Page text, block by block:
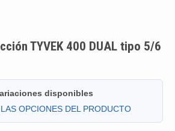
TYVEK 400 DUAL tipo 5/6
disponibles
OPCIONES DEL PRODUCTO